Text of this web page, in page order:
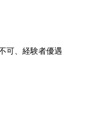
可、経験者優遇